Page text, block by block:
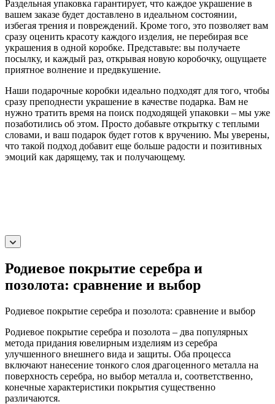
Раздельная упаковка гарантирует, что каждое украшение в
вашем заказе будет доставлено в идеальном состоянии,
избегая трения и повреждений. Кроме того, это позволяет вам
сразу оценить красоту каждого изделия, не перебирая все
украшения в одной коробке. Представьте: вы получаете
посылку, и каждый раз, открывая новую коробочку, ощущаете
приятное волнение и предвкушение.
Наши подарочные коробки идеально подходят для того, чтобы
сразу преподнести украшение в качестве подарка. Вам не
нужно тратить время на поиск подходящей упаковки – мы уже
позаботились об этом. Просто добавьте открытку с теплыми
словами, и ваш подарок будет готов к вручению. Мы уверены,
что такой подход добавит еще больше радости и позитивных
эмоций как дарящему, так и получающему.
Родиевое покрытие серебра и
позолота: сравнение и выбор
Родиевое покрытие серебра и позолота: сравнение и выбор
Родиевое покрытие серебра и позолота – два популярных
метода придания ювелирным изделиям из серебра
улучшенного внешнего вида и защиты. Оба процесса
включают нанесение тонкого слоя драгоценного металла на
поверхность серебра, но выбор металла и, соответственно,
конечные характеристики покрытия существенно
различаются.